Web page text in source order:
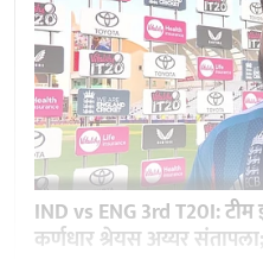
IND vs ENG 3rd T20I: टीम
कर्णधार श्रेयस अय्यर